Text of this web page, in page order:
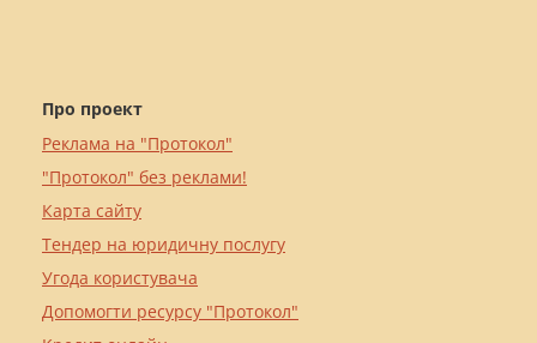
Про проект
Реклама на "Протокол"
"Протокол" без реклами!
Карта сайту
Тендер на юридичну послугу
Угода користувача
Допомогти ресурсу "Протокол"